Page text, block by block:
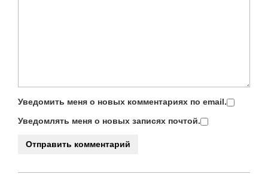
Уведомить меня о новых комментариях по email.
Уведомлять меня о новых записях почтой.